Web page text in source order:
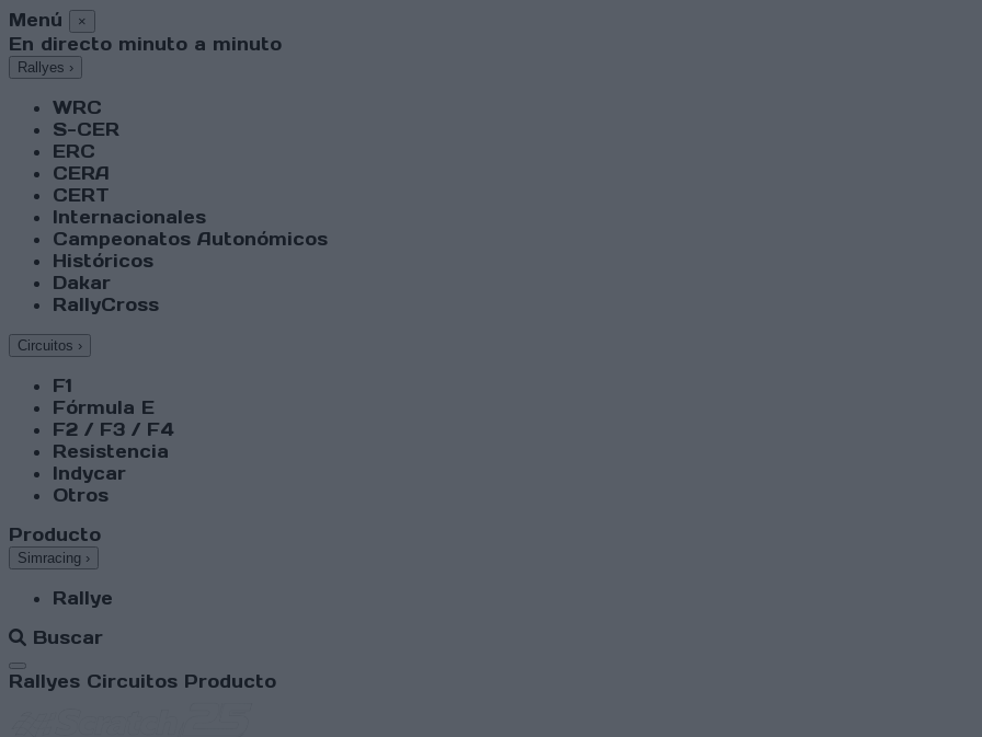
Menú ×
En directo minuto a minuto
Rallyes ›
WRC
S-CER
ERC
CERA
CERT
Internacionales
Campeonatos Autonómicos
Históricos
Dakar
RallyCross
Circuitos ›
F1
Fórmula E
F2 / F3 / F4
Resistencia
Indycar
Otros
Producto
Simracing ›
Rallye
Buscar
Abrir menú
Rallyes Circuitos Producto